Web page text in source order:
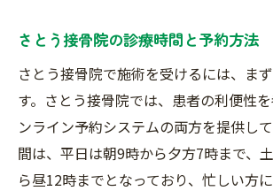
さとう接骨院の診療時間と予約方法
さとう接骨院で施術を受けるには、ま
す。さとう接骨院では、患者の利便性
ンライン予約システムの両方を提供し
間は、平日は朝9時から夕方7時まで、
ら昼12時までとなっており、忙しい方